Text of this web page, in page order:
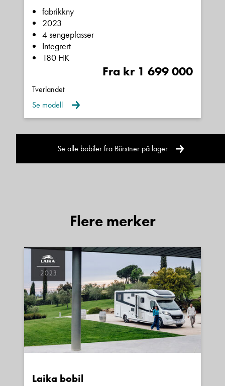
fabrikkny
2023
4 sengeplasser
Integrert
180 HK
Fra kr 1 699 000
Tverlandet
Se modell
Se alle bobiler fra Bürstner på lager
Flere merker
Laika bobil